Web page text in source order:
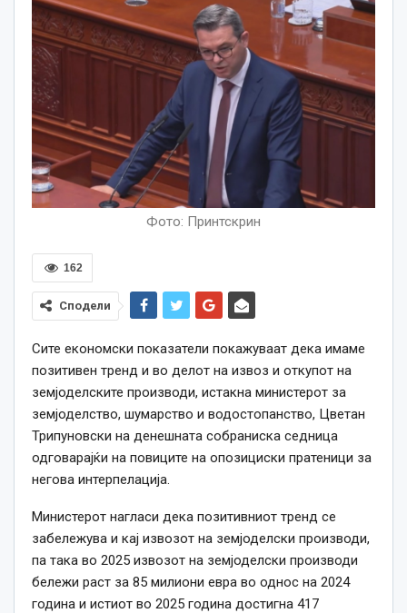
Фото: Принтскрин
162
Сподели
Сите економски показатели покажуваат дека имаме
позитивен тренд и во делот на извоз и откупот на
земјоделските производи, истакна министерот за
земјоделство, шумарство и водостопанство, Цветан
Трипуновски на денешната собраниска седница
одговарајќи на повиците на опозициски пратеници за
негова интерпелација.
Министерот нагласи дека позитивниот тренд се
забележува и кај извозот на земјоделски производи,
па така во 2025 извозот на земјоделски производи
бележи раст за 85 милиони евра во однос на 2024
година и истиот во 2025 година достигна 417